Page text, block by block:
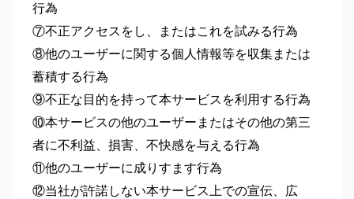
行為
⑦不正アクセスをし、またはこれを試みる行為
⑧他のユーザーに関する個人情報等を収集または
蓄積する行為
⑨不正な目的を持って本サービスを利用する行為
⑩本サービスの他のユーザーまたはその他の第三
者に不利益、損害、不快感を与える行為
⑪他のユーザーに成りすます行為
⑫当社が許諾しない本サービス上での宣伝、広